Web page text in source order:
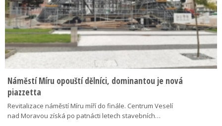
Náměstí Míru opouští dělníci, dominantou je nová
piazzetta
Revitalizace náměstí Míru míří do finále. Centrum Veselí
nad Moravou získá po patnácti letech stavebních…